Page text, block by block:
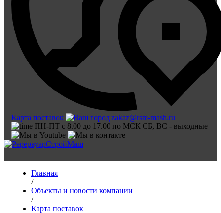
Карта поставок
zakaz@rsm-mash.ru
ПН-ПТ с 8.00 до 17.00 по МСК СБ, ВС - выходные
Главная
/
Объекты и новости компании
/
Карта поставок